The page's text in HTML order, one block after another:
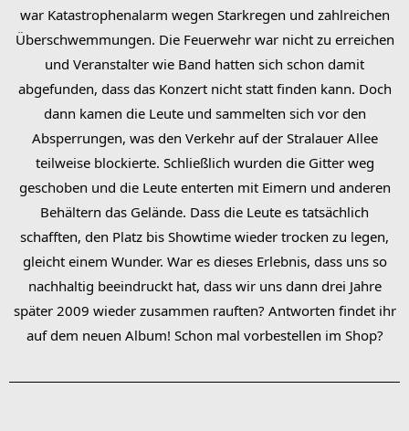
war Katastrophenalarm wegen Starkregen und zahlreichen
Überschwemmungen. Die Feuerwehr war nicht zu erreichen
und Veranstalter wie Band hatten sich schon damit
abgefunden, dass das Konzert nicht statt finden kann. Doch
dann kamen die Leute und sammelten sich vor den
Absperrungen, was den Verkehr auf der Stralauer Allee
teilweise blockierte. Schließlich wurden die Gitter weg
geschoben und die Leute enterten mit Eimern und anderen
Behältern das Gelände. Dass die Leute es tatsächlich
schafften, den Platz bis Showtime wieder trocken zu legen,
gleicht einem Wunder. War es dieses Erlebnis, dass uns so
nachhaltig beeindruckt hat, dass wir uns dann drei Jahre
später 2009 wieder zusammen rauften? Antworten findet ihr
auf dem neuen Album! Schon mal vorbestellen im Shop?